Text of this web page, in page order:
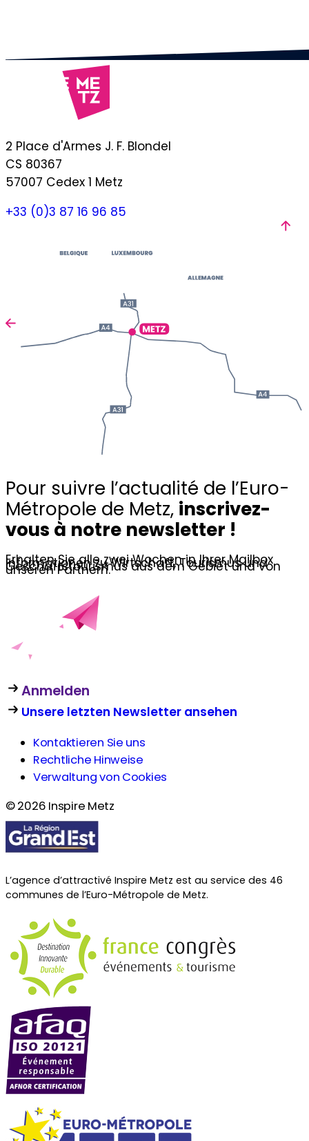
2 Place d'Armes J. F. Blondel
CS 80367
57007 Cedex 1 Metz
+33 (0)3 87 16 96 85
Pour suivre l’actualité de l’Euro-
Métropole de Metz, inscrivez-
vous à notre newsletter !
Erhalten Sie alle zwei Wochen in Ihrer Mailbox
Informationen zu Wirtschaft, Tourismus und
Geschäftstourismus aus dem Gebiet und von
unseren Partnern.
Anmelden
Unsere letzten Newsletter ansehen
Kontaktieren Sie uns
Rechtliche Hinweise
Verwaltung von Cookies
© 2026 Inspire Metz
L’agence d’attractivé Inspire Metz est au service des 46
communes de l’Euro-Métropole de Metz.